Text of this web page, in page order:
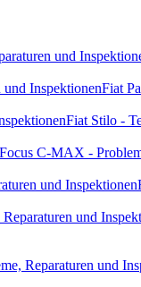
und
und InspektionenFiat
Fiat Stilo -
C-MAX -
und Inspektionen
und
Reparaturen und